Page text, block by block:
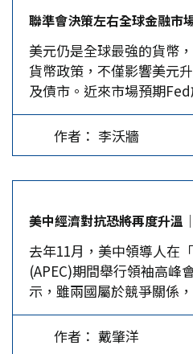
列參賽，政治因素明顯，
賽，只因親俄得罪，最無
之多數倍於他國選手，也
本上還能維護奧林匹克的
平喜樂落幕，小瑕不掩大
的老將李越宏在男子25米
的突破。飛碟項目齊迎拿
男子飛碟在奧運會上的最
球隊獲得2金3銀，金牌榜
首。大陸體操隊雖錯失男
金牌，仍然斬獲2金5銀2
面。…
謂「3+3轉型戰略」是指三
車、數位健康、機器人」
域：「人工智慧、半導體
是鴻海集團跨世紀的轉型
轉型契機？ 河南具人口及
統大選越演越烈，兩黨候
旗，要求製造業回流美國
陸移出來，但中美科技競
富士康在印度，為員工提
月薪，而在大陸的招聘廣告
iPhone生產線工人每個月
資。 富士康財務長黃德才
亞、歐洲、美洲24個國家
有調整全球產能的靈活性
求的能力。如同大陸《經
聯準會決策左右全球金融市
美元仍是全球最強的貨幣
貨幣政策，不僅影響美元
及債市。近來市場預期
塵上，加劇全球市場的波
大的經濟體，約占全球
1913年的聯準會（Fed）
（Fed Funds）在5.25-
點。因而Fed何時降息備受
市，特別是美股、日股及
的經濟表現及Fed貨幣政策
三大關鍵因素 經濟成長率
影響Fed貨幣決策的三大
成長率來看，美國商務部
作者： 李沃牆
美中經濟對抗恐將再度升溫
去年11月，美中領導人在
(APEC)期間舉行領袖高峰
示，雖兩國屬於競爭關係
為止「最具建設性、最富
任是促進這種關係的合理
作者： 戴肇洋